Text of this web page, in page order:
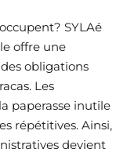
SYLAé
offre une
obligations
Les
paperasse inutile
répétitives. Ainsi,
devient